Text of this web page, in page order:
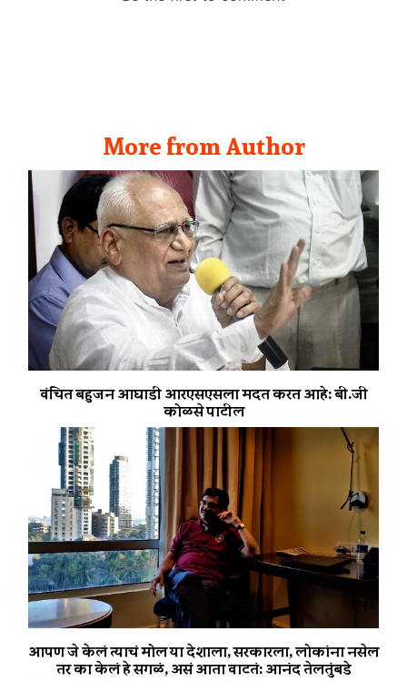
More from Author
वंचित बहुजन आघाडी आरएसएसला मदत करत आहे: बी.जी
कोळसे पाटील
आपण जे केलं त्याचं मोल या देशाला, सरकारला, लोकांना नसेल
तर का केलं हे सगळं, असं आता वाटतं: आनंद तेलतुंबडे